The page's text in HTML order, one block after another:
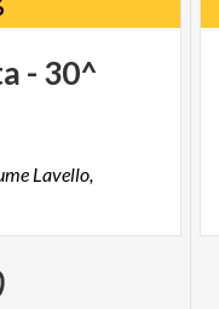
- 30^
Lavello,